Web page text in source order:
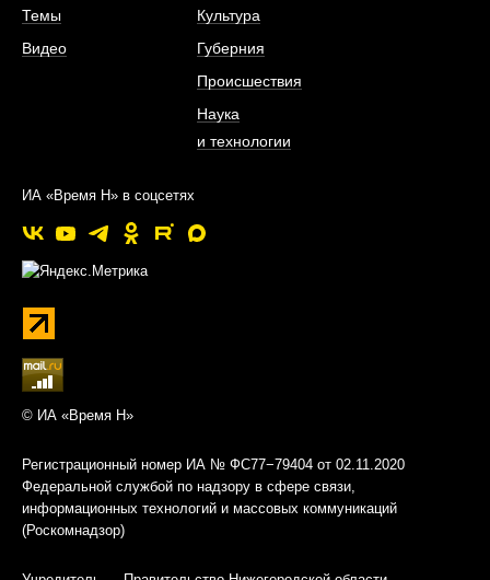
Темы
Видео
Культура
Губерния
Происшествия
Наука
и технологии
ИА «Время Н» в соцсетях
© ИА «Время Н»
Регистрационный номер ИА № ФС77−79404 от 02.11.2020
Федеральной службой по надзору в сфере связи,
информационных технологий и массовых коммуникаций
(Роскомнадзор)